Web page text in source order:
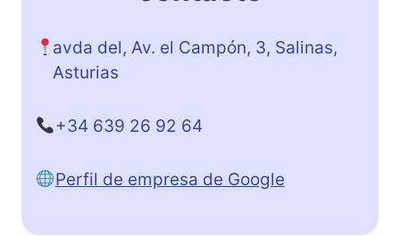
avda del, Av. el Campón, 3, Salinas,
Asturias
+34 639 26 92 64
Perfil de empresa de Google